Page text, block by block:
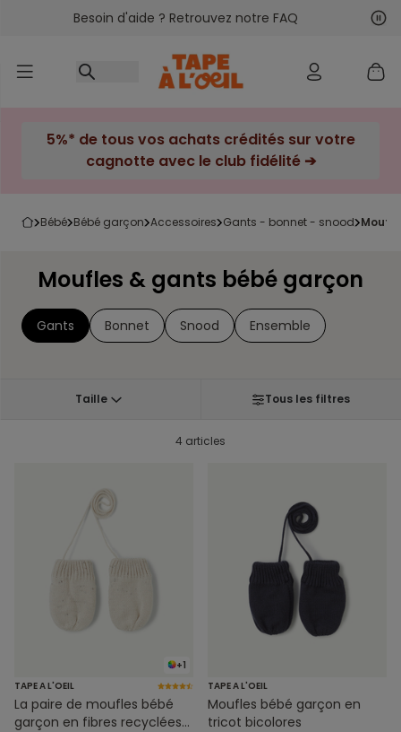
Accéder au contenu
Besoin d'aide ? Retrouvez notre FAQ
5%* de tous vos achats crédités sur votre
cagnotte avec le club fidélité ➔
bébé bébé garçon accessoires gants - bonnet - snood
Moufles & gants bébé garçon
Gants Bonnet Snood Ensemble
Taille Tous les filtres
4 articles
+1
TAPE A L'OEIL
La paire de moufles bébé
garçon en fibres recyclées
TAPE A L'OEIL
Moufles bébé garçon en
tricot bicolores